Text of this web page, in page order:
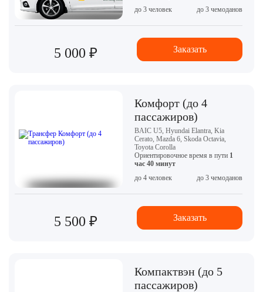
до 3 человек
до 3 чемоданов
5 000 ₽ Заказать
Комфорт (до 4
пассажиров)
BAIC U5, Hyundai Elantra, Kia
Cerato, Mazda 6, Skoda Octavia,
Toyota Corolla
Ориентировочное время в пути 1
час 40 минут
до 4 человек
до 3 чемоданов
5 500 ₽ Заказать
Компактвэн (до 5
пассажиров)